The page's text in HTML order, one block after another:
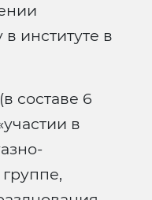
институте в
составе 6
в